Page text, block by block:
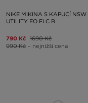
NIKE MIKINA S KAPUCÍ NSW
UTILITY EO FLC B
790 Kč 1690 Kč
990 Kč – nejnižší cena